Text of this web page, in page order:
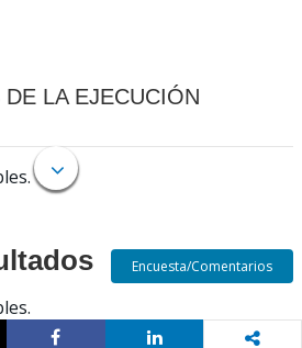
LA EJECUCIÓN
Encuesta/Comentarios